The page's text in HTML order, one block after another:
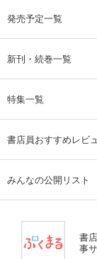
発売予定一覧
新刊・続巻一覧
特集一覧
書店員おすすめレビ
みんなの公開リスト
書
事